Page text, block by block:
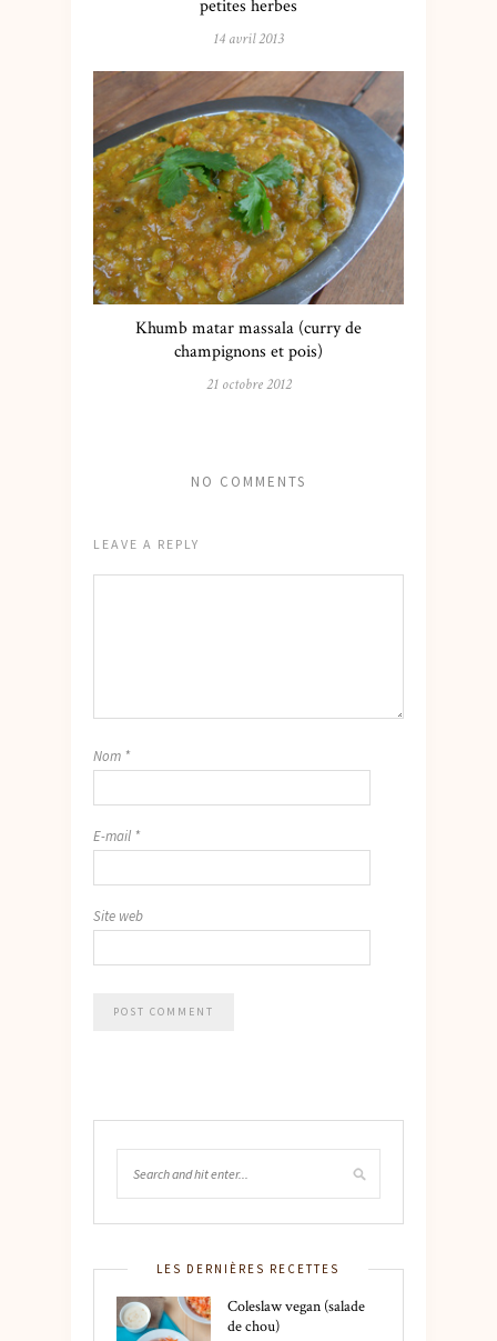
petites herbes
14 avril 2013
Khumb matar massala (curry de
champignons et pois)
21 octobre 2012
NO COMMENTS
LEAVE A REPLY
Nom *
E-mail *
Site web
LES DERNIÈRES RECETTES
Coleslaw vegan (salade
de chou)